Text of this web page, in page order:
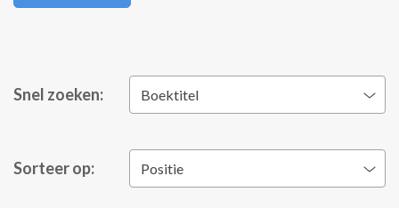
Snel zoeken: Boektitel
Sorteer op: Positie